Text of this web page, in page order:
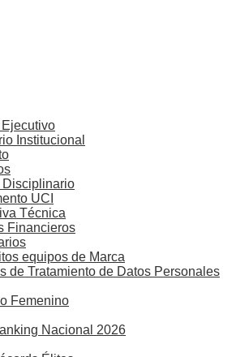
Institucional
UCI
Técnica
Financieros
equipos de Marca
de Tratamiento de Datos Personales
Femenino
Nacional 2026